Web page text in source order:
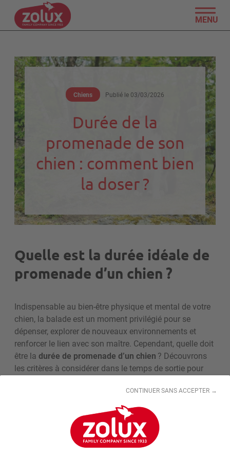
CONTINUER SANS ACCEPTER →
MENU
Chiens Publié le 03/03/2026
Durée de la
promenade de son
chien : comment bien
la doser ?
Quelle est la durée idéale de
promenade d’un chien ?
Indispensable au bien-être physique et mental de votre
chien, la balade est un moment privilégié pour se
dépenser, explorer de nouveaux environnements et
renforcer le lien avec son maître. Cependant, quelle doit
être la durée de promenade d’un chien ? Découvrons
les critères à considérer dans le temps de sortie pour
J’équipe mon chien avant de le promener !
Une durée de promenade variable en fonction de
l’âge et de la race du chien
durée de la promenade du chien